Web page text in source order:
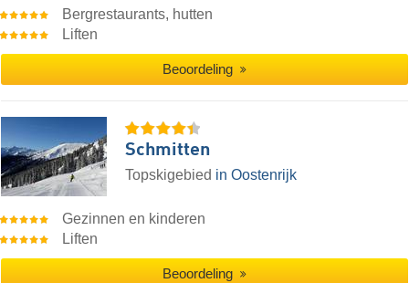
Bergrestaurants, hutten
Liften
Beoordeling
Schmitten
Topskigebied in Oostenrijk
Gezinnen en kinderen
Liften
Beoordeling